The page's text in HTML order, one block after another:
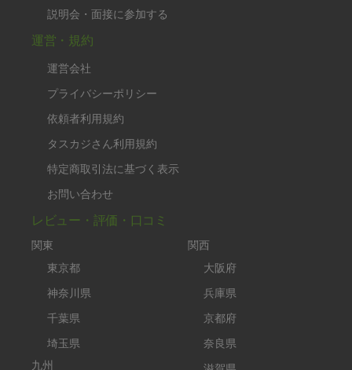
説明会・面接に参加する
運営・規約
運営会社
プライバシーポリシー
依頼者利用規約
タスカジさん利用規約
特定商取引法に基づく表示
お問い合わせ
レビュー・評価・口コミ
関東
東京都
神奈川県
千葉県
埼玉県
九州
関西
大阪府
兵庫県
京都府
奈良県